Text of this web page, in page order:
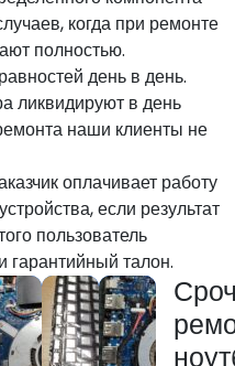
когда при ремонте
полностью.
день в день.
ликвидируют в день
наши клиенты не
оплачивает работу
если результат
пользователь
гарантийный талон.